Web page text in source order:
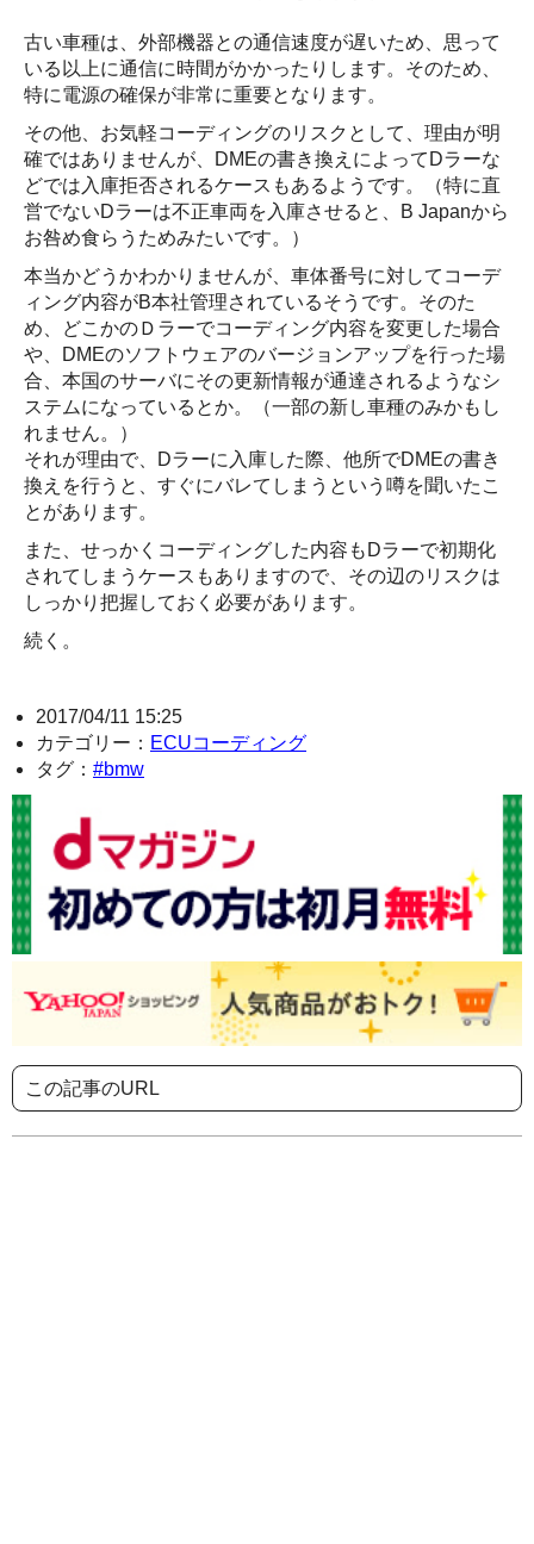
古い車種は、外部機器との通信速度が遅いため、思って
いる以上に通信に時間がかかったりします。そのため、
特に電源の確保が非常に重要となります。
その他、お気軽コーディングのリスクとして、理由が明
確ではありませんが、DMEの書き換えによってDラーな
どでは入庫拒否されるケースもあるようです。（特に直
営でないDラーは不正車両を入庫させると、B Japanから
お咎め食らうためみたいです。）
本当かどうかわかりませんが、車体番号に対してコーデ
ィング内容がB本社管理されているそうです。そのた
め、どこかのＤラーでコーディング内容を変更した場合
や、DMEのソフトウェアのバージョンアップを行った場
合、本国のサーバにその更新情報が通達されるようなシ
ステムになっているとか。（一部の新し車種のみかもし
れません。）
それが理由で、Dラーに入庫した際、他所でDMEの書き
換えを行うと、すぐにバレてしまうという噂を聞いたこ
とがあります。
また、せっかくコーディングした内容もDラーで初期化
されてしまうケースもありますので、その辺のリスクは
しっかり把握しておく必要があります。
続く。
2017/04/11 15:25
カテゴリー： ECUコーディング
タグ： #bmw
この記事のURL